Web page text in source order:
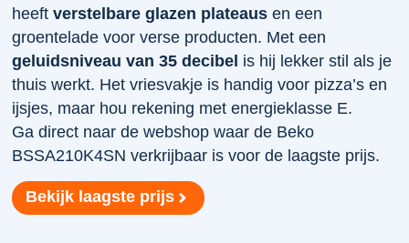
heeftverstelbare glazen plateaus en een
groentelade voor verse producten. Met een
geluidsniveau van 35 decibel is hij lekker stil als je
thuis werkt. Het vriesvakje is handig voor pizza’s en
ijsjes, maar hou rekening met energieklasse E.
Ga direct naar de webshop waar de Beko
BSSA210K4SN verkrijbaar is voor de laagste prijs.
Bekijk laagste prijs